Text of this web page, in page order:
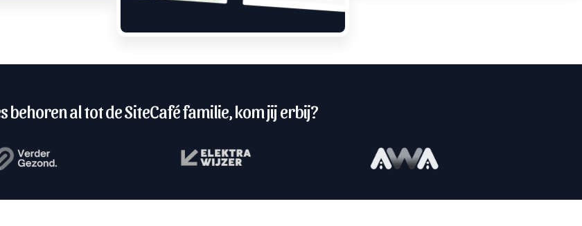
behoren al tot de SiteCafé familie, kom jij erbij?